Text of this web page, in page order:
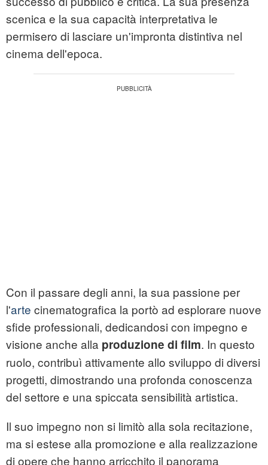
scenica e la sua capacità interpretativa le
permisero di lasciare un'impronta distintiva nel
cinema dell'epoca.
Con il passare degli anni, la sua passione per
l'arte cinematografica la portò ad esplorare nuove
sfide professionali, dedicandosi con impegno e
visione anche alla produzione di film. In questo
ruolo, contribuì attivamente allo sviluppo di diversi
progetti, dimostrando una profonda conoscenza
del settore e una spiccata sensibilità artistica.
Il suo impegno non si limitò alla sola recitazione,
ma si estese alla promozione e alla realizzazione
di opere che hanno arricchito il panorama